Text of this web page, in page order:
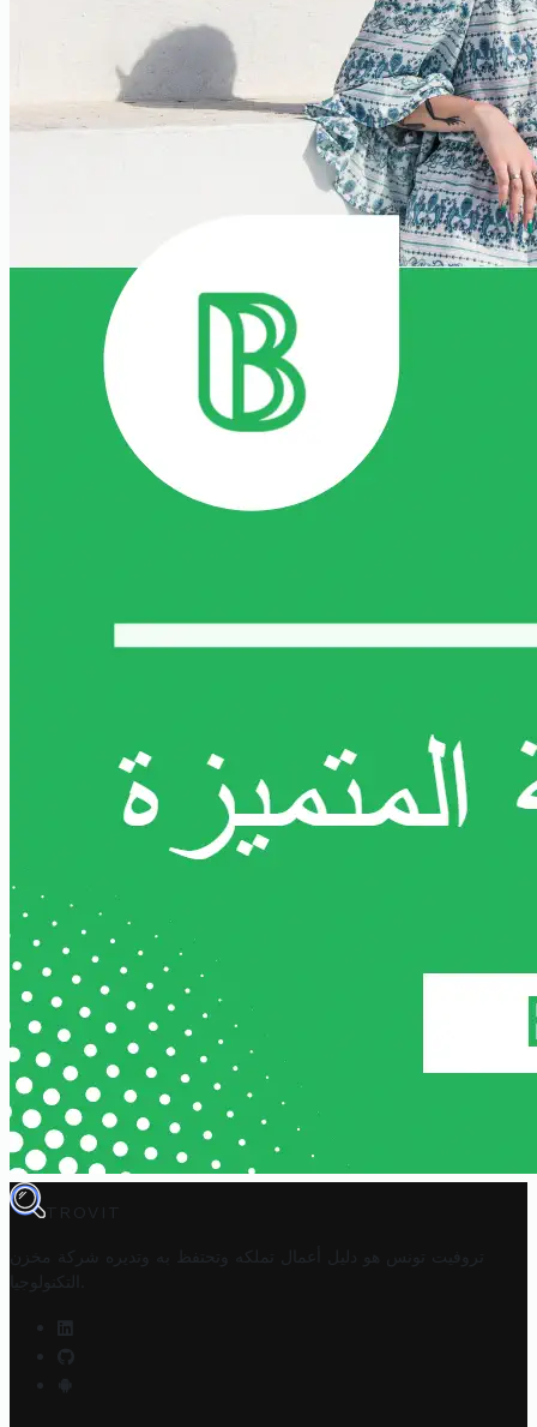
TROVIT
تروفيت تونس هو دليل أعمال تملكه وتحتفظ به وتديره
شركة مخزن
التكنولوجيا